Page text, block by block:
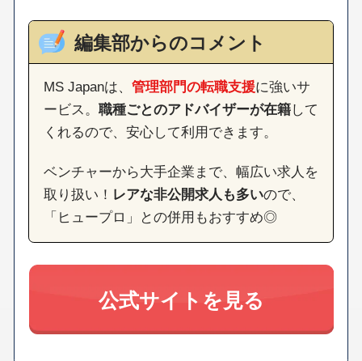
編集部からのコメント
MS Japanは、 管理部門の転職支援に強いサ
ービス。 職種ごとのアドバイザーが在籍して
くれるので、安心して利用できます。
ベンチャーから大手企業まで、幅広い求人を
取り扱い！ レアな非公開求人も多いので、
「ヒュープロ」との併用もおすすめ◎
公式サイトを見る